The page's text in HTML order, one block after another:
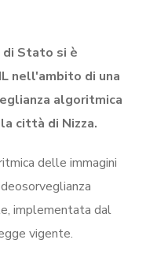
di Stato si è
nell'ambito di una
algoritmica
città di Nizza.
delle immagini
implementata dal
vigente.